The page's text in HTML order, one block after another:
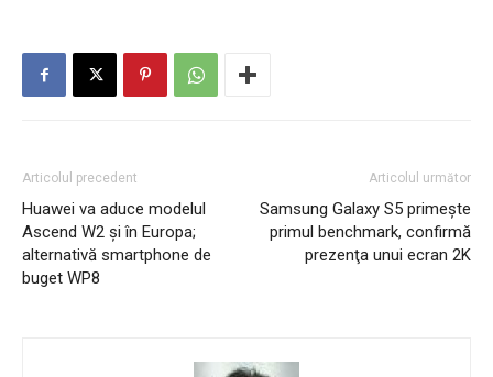
Articolul precedent
Huawei va aduce modelul
Ascend W2 și în Europa;
alternativă smartphone de
buget WP8
Articolul următor
Samsung Galaxy S5 primeşte
primul benchmark, confirmă
prezenţa unui ecran 2K